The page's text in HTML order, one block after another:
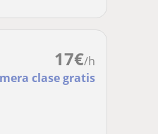
17€/h
clase gratis